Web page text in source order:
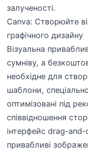
залученості.
Canva: Створюйте
графічного дизайну
Візуальна
сумніву, а
необхідне для
шаблони,
оптимізовані під
співвідношення
інтерфейс drag-
привабливі